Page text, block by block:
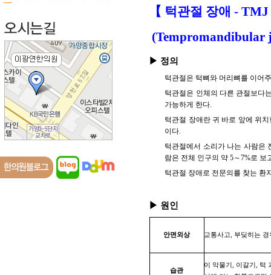
【 턱관절 장애 -
(Tempromandibular
▶ 정의
턱관절은 턱뼈와 머리뼈를 이어
턱관절은 인체의 다른 관절보다
가능하게 한다.
턱관절 장애란 귀 바로 앞에 위
이다.
턱관절에서 소리가 나는 사람은
람은 전체 인구의 약 5～7%로 보
턱관절 장애로 전문의를 찾는 환
▶ 원인
안면외상 교통사고, 부딪히는
습관
이 악물기, 이갈기, 턱